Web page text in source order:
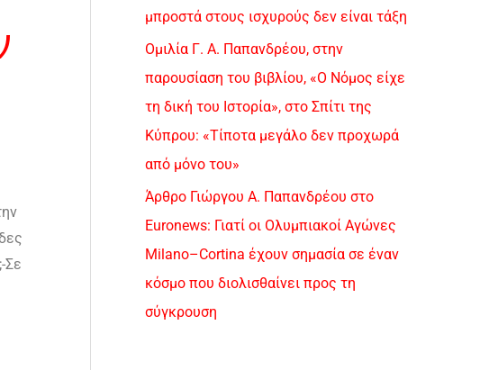
Σε
μπροστά στους ισχυρούς δεν είναι τάξη
Ομιλία Γ. Α. Παπανδρέου, στην
παρουσίαση του βιβλίου, «Ο Νόμος είχε
τη δική του Ιστορία», στο Σπίτι της
Κύπρου: «Τίποτα μεγάλο δεν προχωρά
από μόνο του»
Άρθρο Γιώργου Α. Παπανδρέου στο
Euronews: Γιατί οι Ολυμπιακοί Αγώνες
Milano–Cortina έχουν σημασία σε έναν
κόσμο που διολισθαίνει προς τη
σύγκρουση